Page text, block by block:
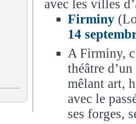
avec les villes
Firminy
14
A Firminy,
théâtre
mêlant art,
avec le
ses forges,